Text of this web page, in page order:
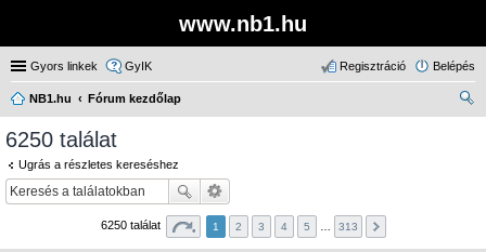
www.nb1.hu
Gyors linkek GyIK Belépés
Regisztráció
NB1.hu
Fórum kezdőlap
6250 találat
Ugrás a részletes kereséshez
6250 találat 1 2 3 4 5 313